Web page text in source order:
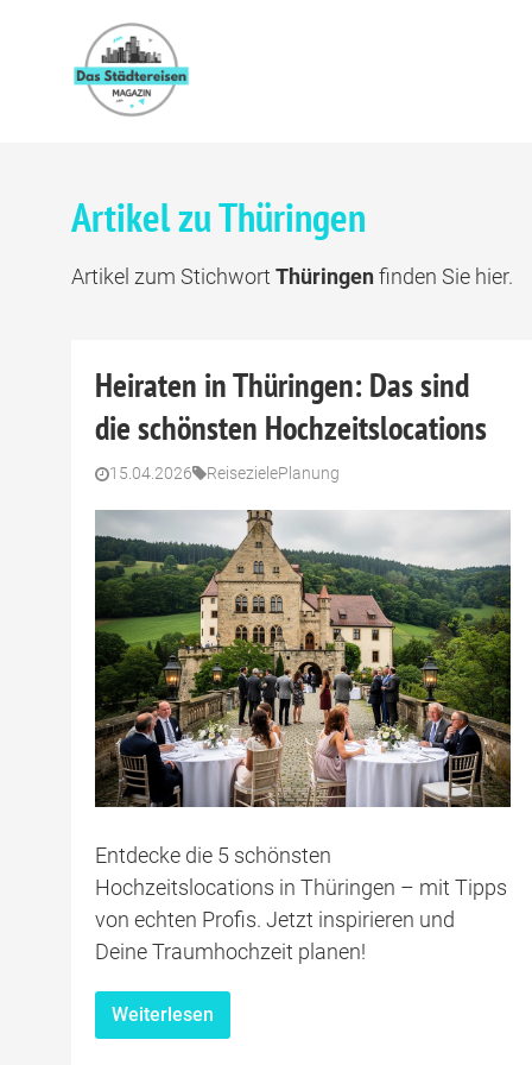
Artikel zu Thüringen
Artikel zum Stichwort Thüringenfinden Sie hier.
Heiraten in Thüringen: Das sind
die schönsten Hochzeitslocations
15.04.2026 ReisezielePlanung
Entdecke die 5 schönsten
Hochzeitslocations in Thüringen – mit Tipps
von echten Profis. Jetzt inspirieren und
Deine Traumhochzeit planen!
Weiterlesen